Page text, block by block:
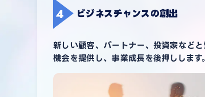
ビジネスチャンスの創出
新しい顧客、パートナー、投資家などと
機会を提供し、事業成長を後押しします。